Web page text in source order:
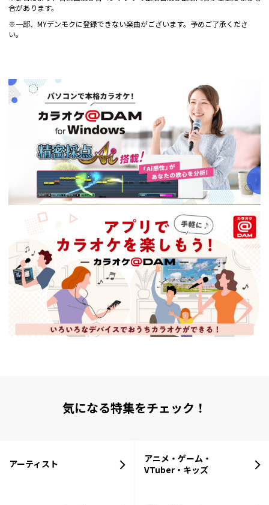
合があります。
※一部、MYデンモクに登録できない楽曲がございます。予めご了承くださ
い。
気になる特集をチェック！
アーティスト
アニメ・ゲーム・
VTuber・キッズ